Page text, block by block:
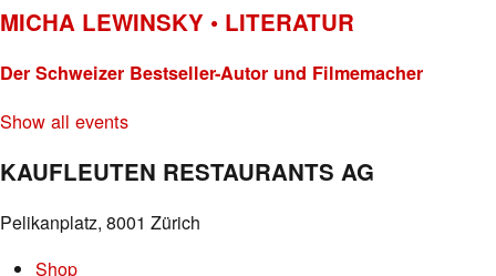
MICHA LEWINSKY • LITERATUR
Der Schweizer Bestseller-Autor und Filmemacher
Show all events
KAUFLEUTEN RESTAURANTS AG
Pelikanplatz, 8001 Zürich
Shop